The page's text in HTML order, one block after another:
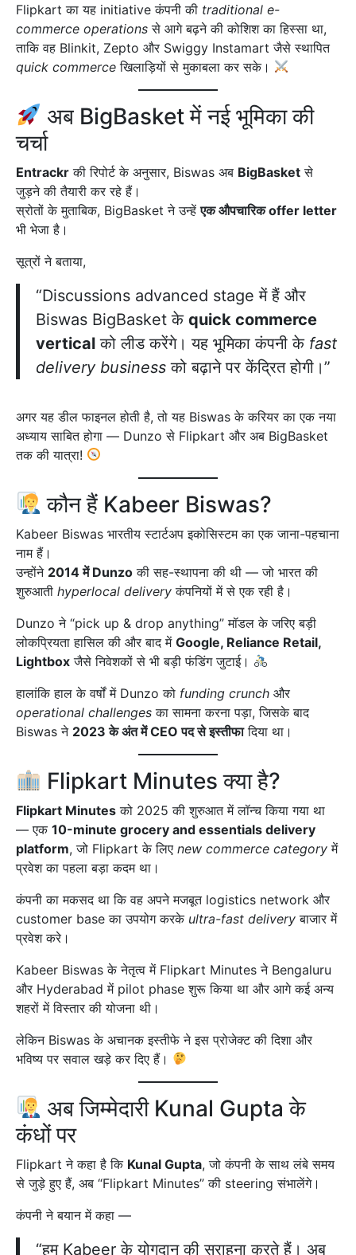
Flipkart का यह initiative कंपनी की traditional e-
commerce operations से आगे बढ़ने की कोशिश का हिस्सा था,
ताकि वह Blinkit, Zepto और Swiggy Instamart जैसे स्थापित
quick commerce खिलाड़ियों से मुकाबला कर सके।
अब BigBasket में नई भूमिका की
चर्चा
Entrackr की रिपोर्ट के अनुसार, Biswas अब BigBasket से
जुड़ने की तैयारी कर रहे हैं।
स्रोतों के मुताबिक, BigBasket ने उन्हेंएक औपचारिक offer letter
भी भेजा है।
सूत्रों ने बताया,
“Discussions advanced stage में हैं और
Biswas BigBasket के quick commerce
vertical को लीड करेंगे। यह भूमिका कंपनी के fast
delivery business को बढ़ाने पर केंद्रित होगी।”
अगर यह डील फाइनल होती है, तो यह Biswas के करियर का एक नया
अध्याय साबित होगा — Dunzo से Flipkart और अब BigBasket
तक की यात्रा!
कौन हैं Kabeer Biswas?
Kabeer Biswas भारतीय स्टार्टअप इकोसिस्टम का एक जाना-पहचाना
नाम हैं।
उन्होंने 2014 में Dunzo की सह-स्थापना की थी — जो भारत की
शुरुआती hyperlocal delivery कंपनियों में से एक रही है।
Dunzo ने “pick up & drop anything” मॉडल के जरिए बड़ी
लोकप्रियता हासिल की और बाद में Google, Reliance Retail,
Lightbox जैसे निवेशकों से भी बड़ी फंडिंग जुटाई।
हालांकि हाल के वर्षों में Dunzo को funding crunch और
operational challenges का सामना करना पड़ा, जिसके बाद
Biswas ने 2023 के अंत में CEO पद से इस्तीफादिया था।
Flipkart Minutes क्या है?
Flipkart Minutes को 2025 की शुरुआत में लॉन्च किया गया था
— एक 10-minute grocery and essentials delivery
platform, जो Flipkart के लिए new commerce category में
प्रवेश का पहला बड़ा कदम था।
कंपनी का मकसद था कि वह अपने मजबूत logistics network और
customer base का उपयोग करके ultra-fast delivery बाजार में
प्रवेश करे।
Kabeer Biswas के नेतृत्व में Flipkart Minutes ने Bengaluru
और Hyderabad में pilot phase शुरू किया था और आगे कई अन्य
शहरों में विस्तार की योजना थी।
लेकिन Biswas के अचानक इस्तीफे ने इस प्रोजेक्ट की दिशा और
भविष्य पर सवाल खड़े कर दिए हैं।
अब जिम्मेदारी Kunal Gupta के
कंधों पर
Flipkart ने कहा है कि Kunal Gupta, जो कंपनी के साथ लंबे समय
से जुड़े हुए हैं, अब “Flipkart Minutes” की steering संभालेंगे।
कंपनी ने बयान में कहा —
“हम Kabeer के योगदान की सराहना करते हैं। अब